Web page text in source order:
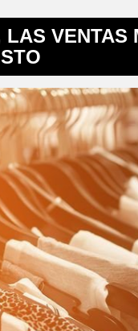
VENTAS